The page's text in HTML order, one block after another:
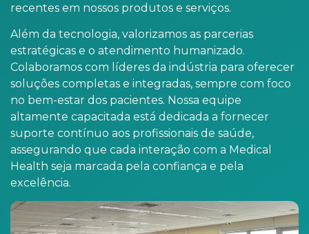
recentes em nossos produtos e serviços.
Além da tecnologia, valorizamos as parcerias
estratégicas e o atendimento humanizado.
Colaboramos com líderes da indústria para oferecer
soluções completas e integradas, sempre com foco
no bem-estar dos pacientes. Nossa equipe
altamente capacitada está dedicada a fornecer
suporte contínuo aos profissionais de saúde,
assegurando que cada interação com a Medical
Health seja marcada pela confiança e pela
excelência.